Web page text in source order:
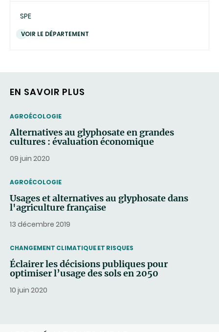
SPE
VOIR LE DÉPARTEMENT
EN SAVOIR PLUS
THEMATIC
AGROÉCOLOGIE
Alternatives au glyphosate en grandes
cultures : évaluation économique
09 juin 2020
THEMATIC
AGROÉCOLOGIE
Usages et alternatives au glyphosate dans
l'agriculture française
13 décembre 2019
THEMATIC
CHANGEMENT CLIMATIQUE ET RISQUES
Éclairer les décisions publiques pour
optimiser l’usage des sols en 2050
10 juin 2020